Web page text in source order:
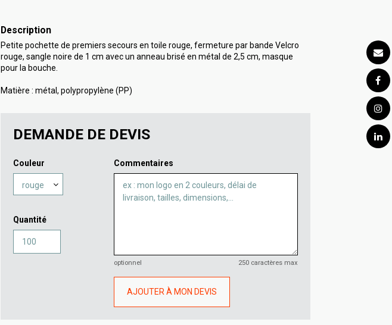
Description
Petite pochette de premiers secours en toile rouge, fermeture par bande Velcro
rouge, sangle noire de 1 cm avec un anneau brisé en métal de 2,5 cm, masque
pour la bouche.
Matière : métal, polypropylène (PP)
DEMANDE DE DEVIS
Couleur
Quantité
Commentaires
optionnel 250 caractères max
AJOUTER À MON DEVIS